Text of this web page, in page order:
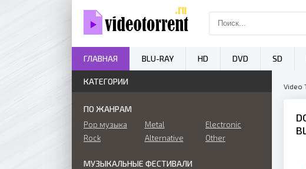
Video
КАТЕГОРИИ
ПО ЖАНРАМ
Pop музыка
Rock
Metal
Alternative
Electronic
Other
МУЗЫКАЛЬНЫЕ ФЕСТИВАЛИ
ГЛАВНАЯ BLU-RAY HD DVD SD